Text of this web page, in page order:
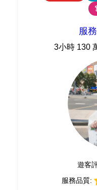
服
3小時 130
遊客
服務品質: